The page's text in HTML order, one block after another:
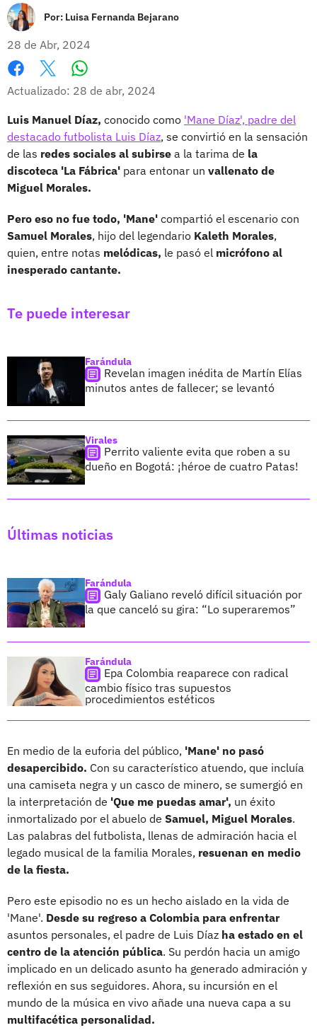
Por: Luisa Fernanda Bejarano
28 de Abr, 2024
Facebook
X
Actualizado: 28 de abr, 2024
Luis Manuel Díaz, conocido como 'Mane Díaz', padre del
destacado futbolista Luis Díaz, se convirtió en la sensación
de las redes sociales al subirse a la tarima de la
discoteca 'La Fábrica' para entonar un vallenato de
Miguel Morales.
Pero eso no fue todo, 'Mane' compartió el escenario con
Samuel Morales, hijo del legendario Kaleth Morales,
quien, entre notas melódicas, le pasó el micrófono al
inesperado cantante.
Te puede interesar
Farándula
Revelan imagen inédita de Martín Elías
minutos antes de fallecer; se levantó
Virales
Perrito valiente evita que roben a su
dueño en Bogotá: ¡héroe de cuatro Patas!
Últimas noticias
Farándula
Galy Galiano reveló difícil situación por
la que canceló su gira: “Lo superaremos”
Farándula
Epa Colombia reaparece con radical
cambio físico tras supuestos
procedimientos estéticos
En medio de la euforia del público, 'Mane' no pasó
desapercibido. Con su característico atuendo, que incluía
una camiseta negra y un casco de minero, se sumergió en
la interpretación de 'Que me puedas amar', un éxito
inmortalizado por el abuelo de Samuel, Miguel Morales.
Las palabras del futbolista, llenas de admiración hacia el
legado musical de la familia Morales, resuenan en medio
de la fiesta.
Pero este episodio no es un hecho aislado en la vida de
'Mane'. Desde su regreso a Colombia para enfrentar
asuntos personales, el padre de Luis Díaz ha estado en el
centro de la atención pública. Su perdón hacia un amigo
implicado en un delicado asunto ha generado admiración y
reflexión en sus seguidores. Ahora, su incursión en el
mundo de la música en vivo añade una nueva capa a su
multifacética personalidad.